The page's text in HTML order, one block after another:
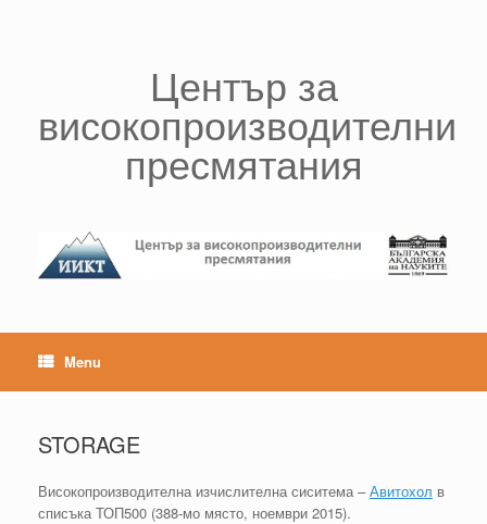
Център за
високопроизводителни
пресмятания
Menu
STORAGE
Високопроизводителна изчислителна сиситема –Авитохол в
списъка ТОП500 (388-мо място, ноември 2015).